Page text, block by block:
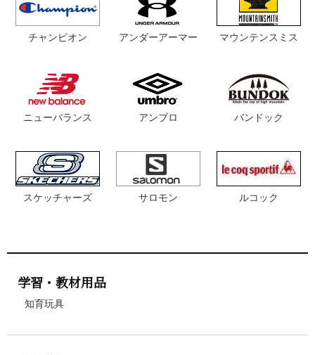
チャンピオン
ニューバランス
スケッチャーズ
アンダーアーマー
アンブロ
サロモン
マウンテンスミス
バンドック
ルコック
学習・教材用品
知育玩具